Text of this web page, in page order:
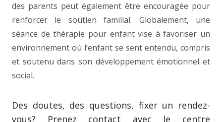
des parents peut également être encouragée pour
renforcer le soutien familial. Globalement, une
séance de thérapie pour enfant vise à favoriser un
environnement où l’enfant se sent entendu, compris
et soutenu dans son développement émotionnel et
social.
Des doutes, des questions, fixer un rendez-
vous? Prenez contact avec le centre